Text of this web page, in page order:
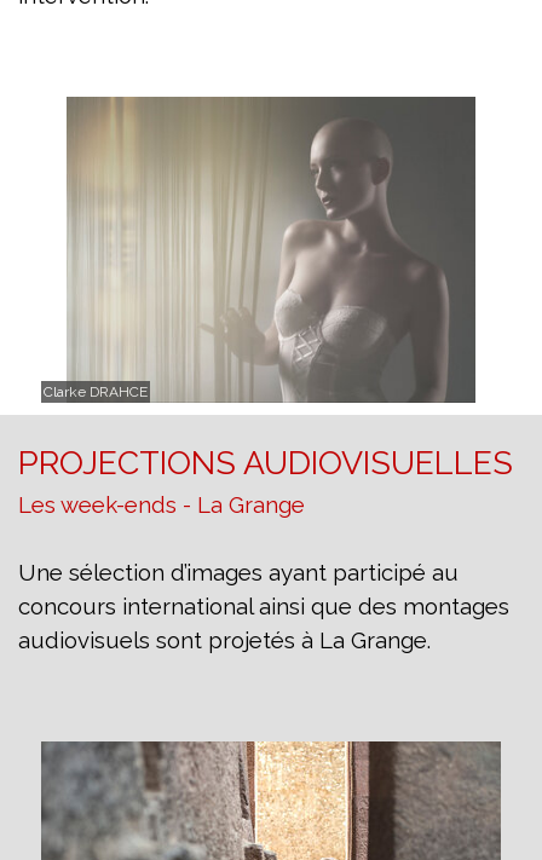
Clarke DRAHCE
PROJECTIONS AUDIOVISUELLES
Les week-ends - La Grange
Une sélection d’images ayant participé au
concours international ainsi que des montages
audiovisuels sont projetés à La Grange.